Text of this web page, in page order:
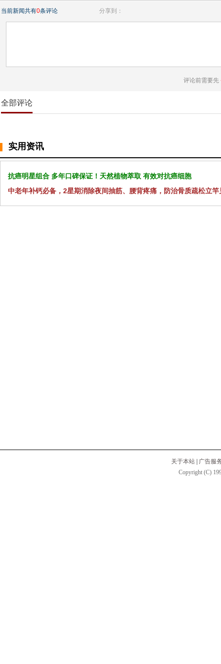
当前新闻共有0条评论 分享到：
评论前需要先
全部评论
实用资讯
抗癌明星组合 多年口碑保证！天然植物萃取 有效对抗癌细胞
中老年补钙必备，2星期消除夜间抽筋、腰背疼痛，防治骨质疏松立竿
关于本站
广告服
Copyright (C)